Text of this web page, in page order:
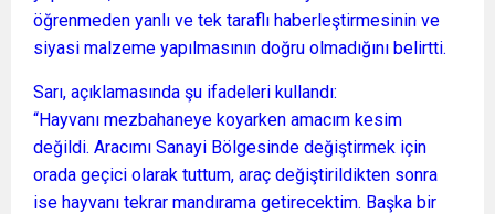
öğrenmeden yanlı ve tek taraflı haberleştirmesinin ve
siyasi malzeme yapılmasının doğru olmadığını belirtti.
Sarı, açıklamasında şu ifadeleri kullandı:
“Hayvanı mezbahaneye koyarken amacım kesim
değildi. Aracımı Sanayi Bölgesinde değiştirmek için
orada geçici olarak tuttum, araç değiştirildikten sonra
ise hayvanı tekrar mandırama getirecektim. Başka bir